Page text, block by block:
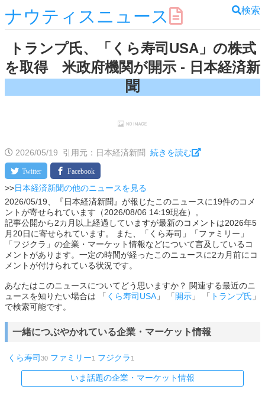
ナウティスニュース 検索
トランプ氏、「くら寿司USA」の株式
を取得 米政府機関が開示 - 日本経済新
聞
2026/05/19 引用元：日本経済新聞 続きを読む
>>日本経済新聞の他のニュースを見る
2026/05/19、『日本経済新聞』が報じたこのニュースに19件のコメ
ントが寄せられています（2026/08/06 14:19現在）。
記事公開から2カ月以上経過していますが最新のコメントは2026年5
月20日に寄せられています。 また、「くら寿司」「ファミリー」
「フジクラ」の企業・マーケット情報などについて言及しているコ
メントがあります。一定の時間が経ったこのニュースに2カ月前にコ
メントが付けられている状況です。
あなたはこのニュースについてどう思いますか？ 関連する最近のニ
ュースを知りたい場合は 「 くら寿司USA」 「開示 」 「 トランプ氏 」
で検索可能です。
一緒につぶやかれている企業・マーケット情報
くら寿司 30 ファミリー1 フジクラ 1
いま話題の企業・マーケット情報